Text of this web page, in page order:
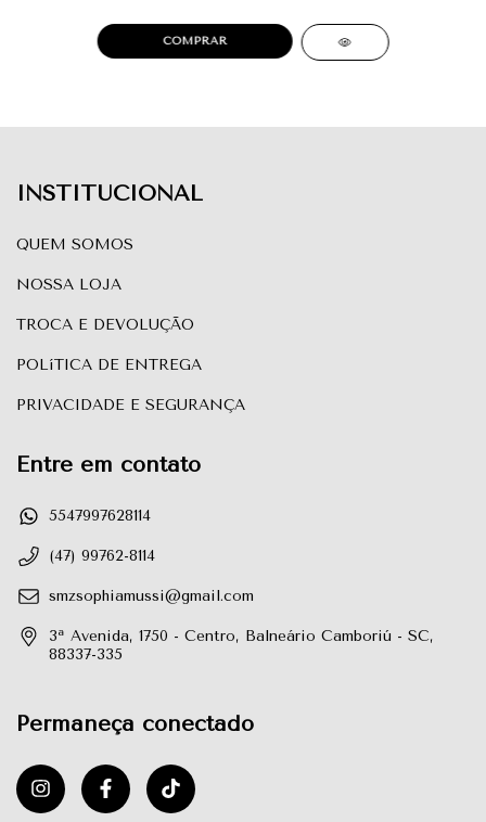
COMPRAR
INSTITUCIONAL
QUEM SOMOS
NOSSA LOJA
TROCA E DEVOLUÇÃO
POLíTICA DE ENTREGA
PRIVACIDADE E SEGURANÇA
Entre em contato
5547997628114
(47) 99762-8114
smzsophiamussi@gmail.com
3ª Avenida, 1750 - Centro, Balneário Camboriú - SC,
88337-335
Permaneça conectado